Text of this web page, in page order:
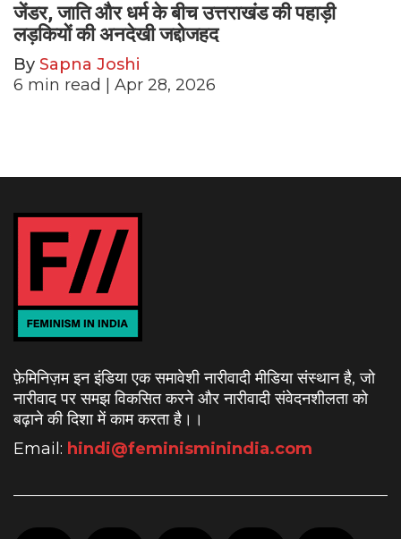
जेंडर, जाति और धर्म के बीच उत्तराखंड की पहाड़ी
लड़कियों की अनदेखी जद्दोजहद
By Sapna Joshi
6 min read | Apr 28, 2026
फ़ेमिनिज़म इन इंडिया एक समावेशी नारीवादी मीडिया संस्थान है, जो
नारीवाद पर समझ विकसित करने और नारीवादी संवेदनशीलता को
बढ़ाने की दिशा में काम करता है। ।
Email: hindi@feminisminindia.com